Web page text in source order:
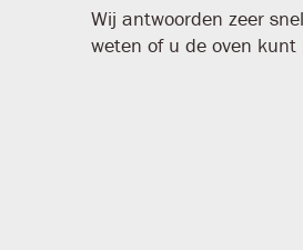
Wij antwoorden zeer
weten of u de oven kunt